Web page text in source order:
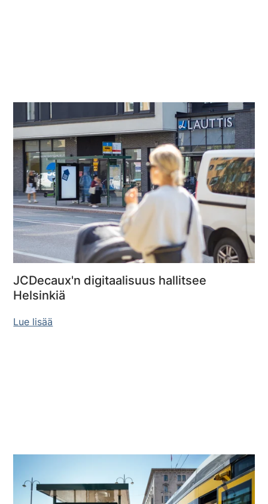
JCDecaux'n digitaalisuus hallitsee
Helsinkiä
Lue lisää